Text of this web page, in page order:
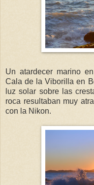
Un atardecer marino
Cala de la Viborilla en
luz solar sobre las
roca resultaban muy
con la Nikon.